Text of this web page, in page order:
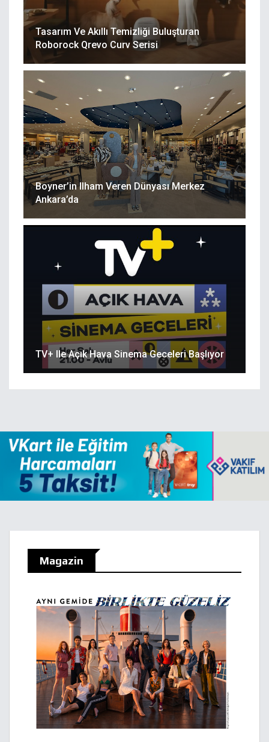
Tasarım Ve Akıllı Temizliği Buluşturan
Roborock Qrevo Curv Serisi
Boyner’in Ilham Veren Dünyası Merkez
Ankara’da
TV+ Ile Açık Hava Sinema Geceleri Başlıyor
Magazin